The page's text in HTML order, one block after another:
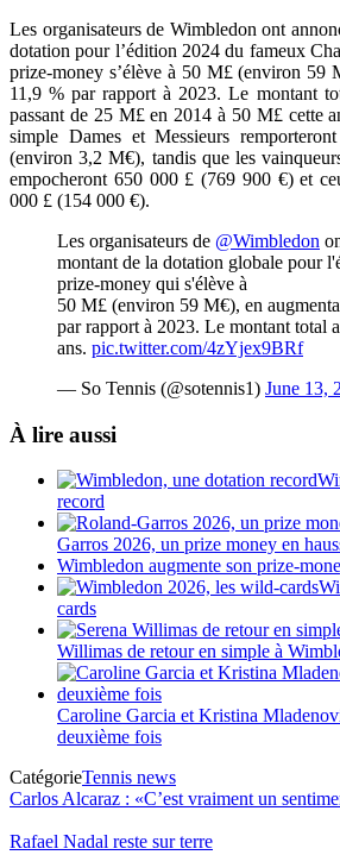
Les organisateurs de Wimbledon ont
dotation pour l’édition 2024 du fameux
prize-money s’élève à 50 M£ (environ 59
11,9 % par rapport à 2023. Le montant
passant de 25 M£ en 2014 à 50 M£ cette
simple Dames et Messieurs
(environ 3,2 M€), tandis que les
empocheront 650 000 £ (769 900 €) et
000 £ (154 000 €).
Les organisateurs de @Wimbledon
montant de la dotation globale pour
prize-money qui s'élève à
50 M£ (environ 59 M€), en
par rapport à 2023. Le montant total
ans. pic.twitter.com/4zYjex9BRf
— So Tennis (@sotennis1) June 13,
À lire aussi
record
Garros 2026, un prize money en
Wimbledon augmente son prize-
cards
Willimas de retour en simple à
Caroline Garcia et Kristina
deuxième fois
CatégorieTennis news
Carlos Alcaraz : «C’est vraiment un
Rafael Nadal reste sur terre